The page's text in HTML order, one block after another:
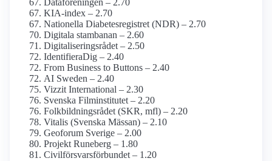
Dataföreningen – 2.70
KIA-index – 2.70
Nationella Diabetes­registret (NDR) – 2.70
Digitala stambanan – 2.60
Digitaliseringsrådet – 2.50
Identifiera­Dig – 2.40
From Business to Buttons – 2.40
AI Sweden – 2.40
Vizzit International – 2.30
Svenska Film­institutet – 2.20
Folkbildnings­rådet (SKR, mfl) – 2.20
Vitalis (Svenska Mässan) – 2.10
Geoforum Sverige – 2.00
Projekt Runeberg – 1.80
Civilförsvars­förbundet – 1.20